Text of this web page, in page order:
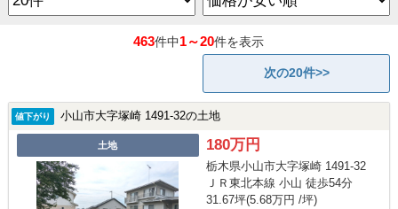
463件中1～20件を表示
次の20件>>
値下がり 小山市大字塚崎 1491-32の土地
土地 180万円
栃木県小山市大字塚崎 1491-32
ＪＲ東北本線 小山 徒歩54分
31.67坪(5.68万円 /坪)